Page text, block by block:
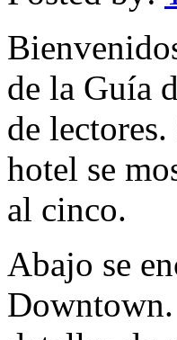
de la Guía
de
hotel se
al cinco.
Abajo se